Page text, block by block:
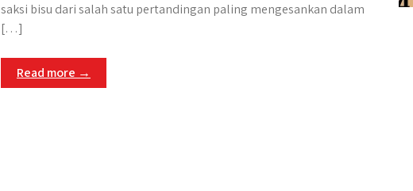
saksi bisu dari salah satu pertandingan paling mengesankan dalam
[…]
Read more →